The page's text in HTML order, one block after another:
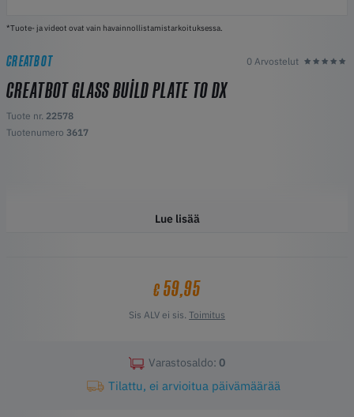
*Tuote- ja videot ovat vain havainnollistamistarkoituksessa.
CREATBOT 0 Arvostelut
CREATBOT GLASS BUILD PLATE TO DX
Tuote nr. 22578
Tuotenumero 3617
Lue lisää
€59,95
Sis ALV ei sis. Toimitus
Varastosaldo: 0
Tilattu, ei arvioitua päivämäärää